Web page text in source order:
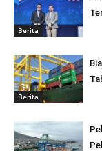
Berita
Berita